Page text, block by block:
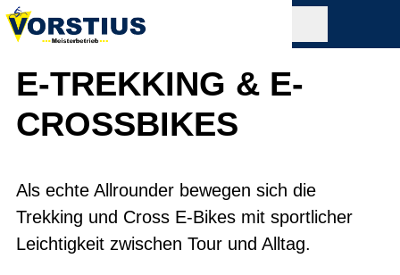
E-TREKKING & E-
CROSSBIKES
Als echte Allrounder bewegen sich die
Trekking und Cross E-Bikes mit sportlicher
Leichtigkeit zwischen Tour und Alltag.